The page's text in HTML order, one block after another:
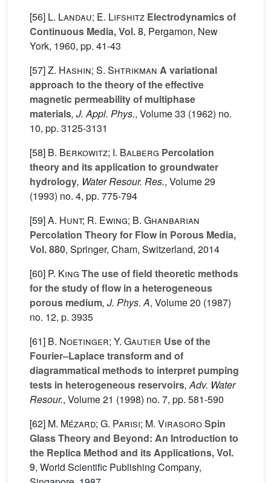
[56] L. Landau; E. Lifshitz Electrodynamics of
Continuous Media, Vol. 8, Pergamon, New
York, 1960, pp. 41-43
[57]Z. Hashin; S. Shtrikman A variational
approach to the theory of the effective
magnetic permeability of multiphase
materials, J. Appl. Phys., Volume 33 (1962) no.
10, pp. 3125-3131
[58] B. Berkowitz; I. Balberg Percolation
theory and its application to groundwater
hydrology, Water Resour. Res., Volume 29
(1993) no. 4, pp. 775-794
[59]A. Hunt; R. Ewing; B. Ghanbarian
Percolation Theory for Flow in Porous Media,
Vol. 880, Springer, Cham, Switzerland, 2014
[60] P. King The use of field theoretic methods
for the study of flow in a heterogeneous
porous medium, J. Phys. A, Volume 20 (1987)
no. 12, p. 3935
[61] B. Noetinger; Y. Gautier Use of the
Fourier–Laplace transform and of
diagrammatical methods to interpret pumping
tests in heterogeneous reservoirs, Adv. Water
Resour., Volume 21 (1998) no. 7, pp. 581-590
[62] M. Mézard; G. Parisi; M. VirasoroSpin
Glass Theory and Beyond: An Introduction to
the Replica Method and its Applications, Vol.
9, World Scientific Publishing Company,